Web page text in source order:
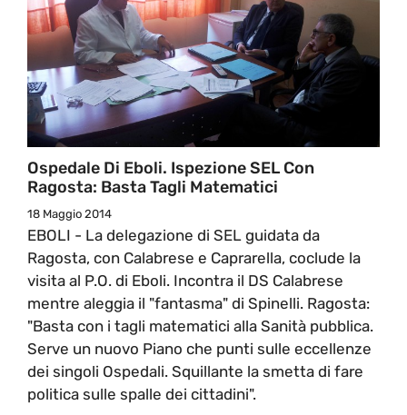
Ospedale Di Eboli. Ispezione SEL Con
Ragosta: Basta Tagli Matematici
18 Maggio 2014
EBOLI - La delegazione di SEL guidata da
Ragosta, con Calabrese e Caprarella, coclude la
visita al P.O. di Eboli. Incontra il DS Calabrese
mentre aleggia il "fantasma" di Spinelli. Ragosta:
"Basta con i tagli matematici alla Sanità pubblica.
Serve un nuovo Piano che punti sulle eccellenze
dei singoli Ospedali. Squillante la smetta di fare
politica sulle spalle dei cittadini".